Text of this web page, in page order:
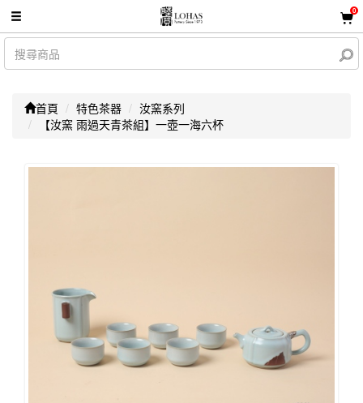
0
首頁 特色茶器
汝窯系列
【汝窯 雨過天青茶組】一壺一海六杯